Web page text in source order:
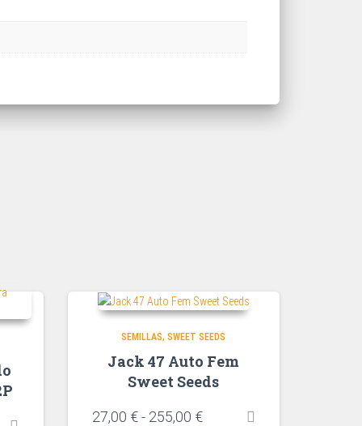
SEMILLAS SWEET SEEDS
Jack 47 Auto Fem
Sweet Seeds
27,00 € - 255,00 €